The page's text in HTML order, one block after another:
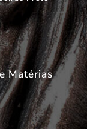
Matérias